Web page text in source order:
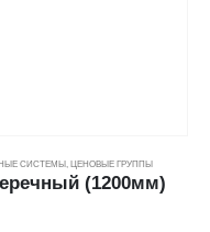
СИСТЕМЫ , ЦЕНОВЫЕ ГРУППЫ
(1200мм)